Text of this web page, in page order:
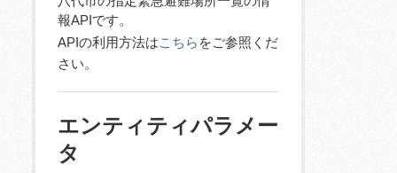
報APIです。
APIの利用方法はこちら をご参照くだ
さい。
エンティティパラメー
タ